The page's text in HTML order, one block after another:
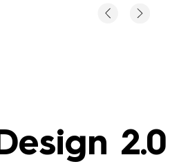
2.0